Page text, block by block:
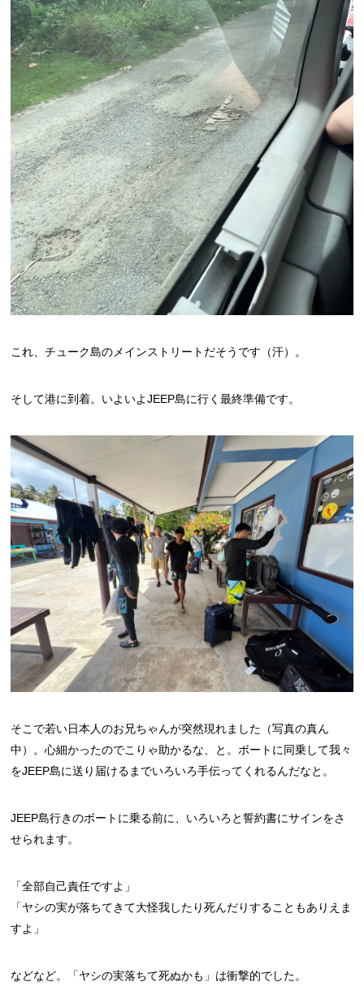
これ、チューク島のメインストリートだそうです（汗）。
そして港に到着。いよいよJEEP島に行く最終準備です。
そこで若い日本人のお兄ちゃんが突然現れました（写真の真ん
中）。心細かったのでこりゃ助かるな、と。ボートに同乗して我々
をJEEP島に送り届けるまでいろいろ手伝ってくれるんだなと。
JEEP島行きのボートに乗る前に、いろいろと誓約書にサインをさ
せられます。
「全部自己責任ですよ」
「ヤシの実が落ちてきて大怪我したり死んだりすることもありえま
すよ」
などなど。「ヤシの実落ちて死ぬかも」は衝撃的でした。